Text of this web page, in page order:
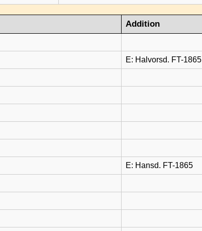
Addition
E: Halvorsd. FT-1865
E: Hansd. FT-1865